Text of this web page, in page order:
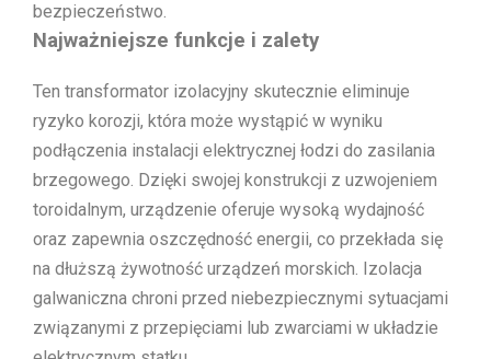
bezpieczeństwo.
Najważniejsze funkcje i zalety
Ten transformator izolacyjny skutecznie eliminuje
ryzyko korozji, która może wystąpić w wyniku
podłączenia instalacji elektrycznej łodzi do zasilania
brzegowego. Dzięki swojej konstrukcji z uzwojeniem
toroidalnym, urządzenie oferuje wysoką wydajność
oraz zapewnia oszczędność energii, co przekłada się
na dłuższą żywotność urządzeń morskich. Izolacja
galwaniczna chroni przed niebezpiecznymi sytuacjami
związanymi z przepięciami lub zwarciami w układzie